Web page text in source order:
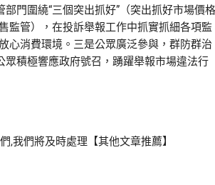
門圍繞“三個突出抓好”（突出抓好市場價格
監管），在投訴舉報工作中抓實抓細各項監
心消費環境。三是公眾廣泛參與，群防群治
眾積極響應政府號召，踴躍舉報市場違法行
我們將及時處理【其他文章推薦】